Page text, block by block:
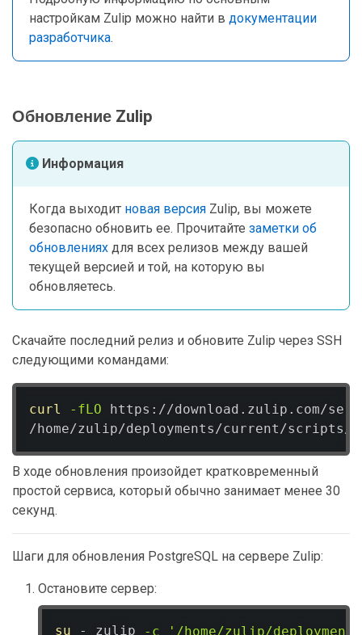
настройкам Zulip можно найти в документации
разработчика.
Обновление Zulip
Информация
Когда выходит новая версия Zulip, вы можете
безопасно обновить ее. Прочитайте заметки об
обновлениях для всех релизов между вашей
текущей версией и той, на которую вы
обновляетесь.
Скачайте последний релиз и обновите Zulip через SSH
следующими командами:
curl -fLO https://download.zulip.com/
/home/zulip/deployments/current/
В ходе обновления произойдет кратковременный
простой сервиса, который обычно занимает менее 30
секунд.
Шаги для обновления PostgreSQL на сервере Zulip:
Остановите сервер:
su - zulip -c '/home/zulip/